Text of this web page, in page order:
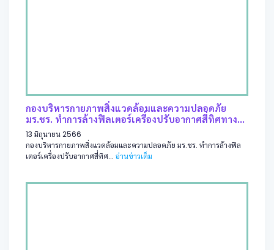
กองบริหารกายภาพสิ่งแวดล้อมและความปลอดภัย
มร.ชร. ทำการล้างฟิลเตอร์เครื่องปรับอากาศสี่ทิศทาง...
13 มิถุนายน 2566
กองบริหารกายภาพสิ่งแวดล้อมและความปลอดภัย มร.ชร. ทำการล้างฟิล
เตอร์เครื่องปรับอากาศสี่ทิศ... อ่านข่าวเต็ม